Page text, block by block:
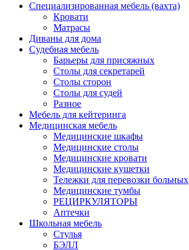
Специализированная мебель (вахта)
Кровати
Матрасы
Диваны для дома
Судебная мебель
Барьеры для присяжных
Столы для секретарей
Столы сторон
Столы для судей
Разное
Мебель для кейтеринга
Медицинская мебель
Медицинские шкафы
Медицинские столы
Медицинские кровати
Медицинские кушетки
Тележки для перевозки больных
Медицинские тумбы
РЕЦИРКУЛЯТОРЫ
Аптечки
Школьная мебель
Стулья
БЭЛЛ